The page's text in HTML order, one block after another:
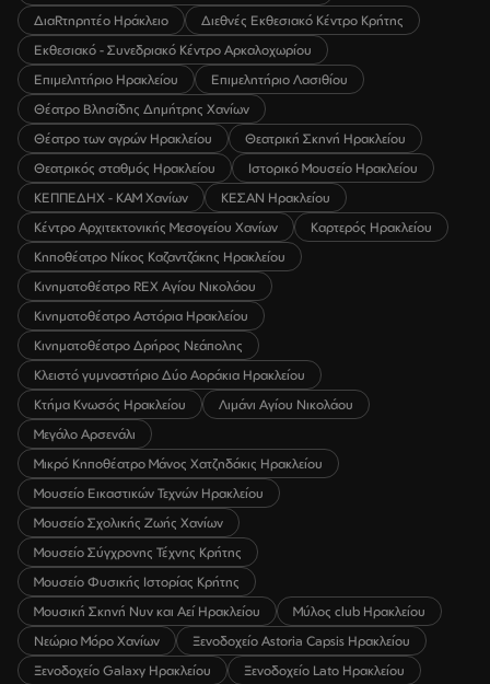
ΔιαRτηρητέο Ηράκλειο
Διεθνές Εκθεσιακό Κέντρο Κρήτης
Εκθεσιακό - Συνεδριακό Κέντρο Αρκαλοχωρίου
Επιμελητήριο Ηρακλείου
Επιμελητήριο Λασιθίου
Θέατρο Βλησίδης Δημήτρης Χανίων
Θέατρο των αγρών Ηρακλείου
Θεατρική Σκηνή Ηρακλείου
Θεατρικός σταθμός Ηρακλείου
Ιστορικό Μουσείο Ηρακλείου
ΚΕΠΠΕΔΗΧ - ΚΑΜ Χανίων
ΚΕΣΑΝ Ηρακλείου
Κέντρο Αρχιτεκτονικής Μεσογείου Χανίων
Καρτερός Ηρακλείου
Κηποθέατρο Νίκος Καζαντζάκης Ηρακλείου
Κινηματοθέατρο REX Αγίου Νικολάου
Κινηματοθέατρο Αστόρια Ηρακλείου
Κινηματοθέατρο Δρήρος Νεάπολης
Κλειστό γυμναστήριο Δύο Αοράκια Ηρακλείου
Κτήμα Κνωσός Ηρακλείου
Λιμάνι Αγίου Νικολάου
Μεγάλο Αρσενάλι
Μικρό Κηποθέατρο Μάνος Χατζηδάκις Ηρακλείου
Μουσείο Εικαστικών Τεχνών Ηρακλείου
Μουσείο Σχολικής Ζωής Χανίων
Μουσείο Σύγχρονης Τέχνης Κρήτης
Μουσείο Φυσικής Ιστορίας Κρήτης
Μουσική Σκηνή Νυν και Αεί Ηρακλείου
Μύλος club Ηρακλείου
Νεώριο Μόρο Χανίων
Ξενοδοχείο Astoria Capsis Ηρακλείου
Ξενοδοχείο Galaxy Ηρακλείου
Ξενοδοχείο Lato Ηρακλείου